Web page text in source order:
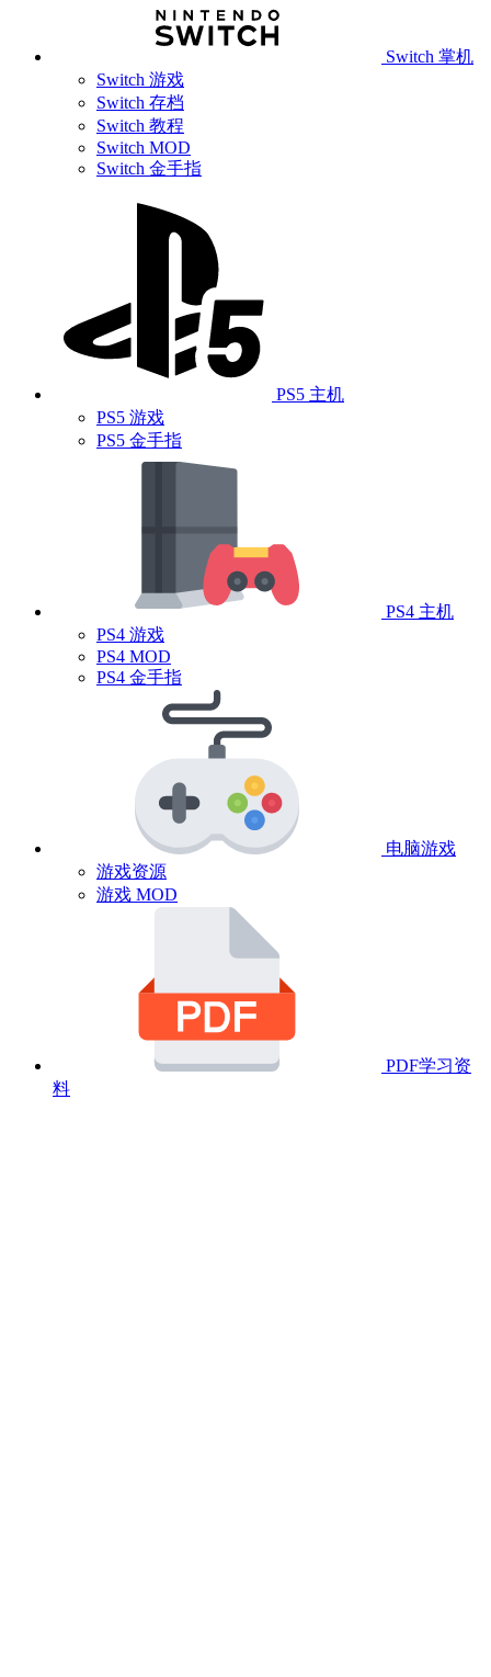
Switch 掌机
Switch 游戏
Switch 存档
Switch 教程
Switch MOD
Switch 金手指
PS5 主机
PS5 游戏
PS5 金手指
PS4 主机
PS4 游戏
PS4 MOD
PS4 金手指
电脑游戏
游戏资源
游戏 MOD
PDF学习资
料